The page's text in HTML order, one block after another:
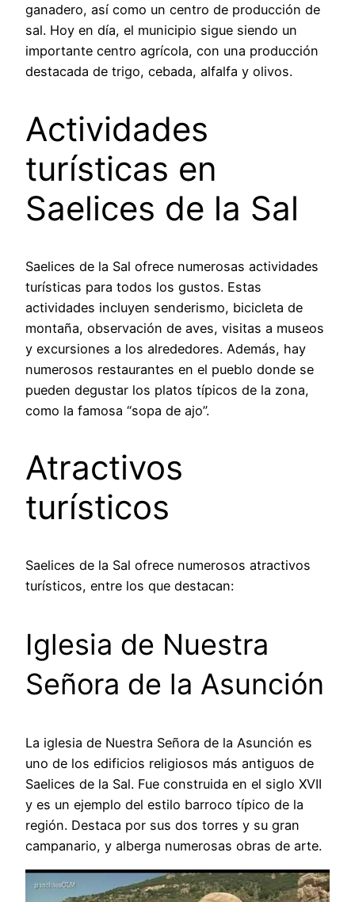
ganadero, así como un centro de producción de
sal. Hoy en día, el municipio sigue siendo un
importante centro agrícola, con una producción
destacada de trigo, cebada, alfalfa y olivos.
Actividades
turísticas en
Saelices de la Sal
Saelices de la Sal ofrece numerosas actividades
turísticas para todos los gustos. Estas
actividades incluyen senderismo, bicicleta de
montaña, observación de aves, visitas a museos
y excursiones a los alrededores. Además, hay
numerosos restaurantes en el pueblo donde se
pueden degustar los platos típicos de la zona,
como la famosa “sopa de ajo”.
Atractivos
turísticos
Saelices de la Sal ofrece numerosos atractivos
turísticos, entre los que destacan:
Iglesia de Nuestra
Señora de la Asunción
La iglesia de Nuestra Señora de la Asunción es
uno de los edificios religiosos más antiguos de
Saelices de la Sal. Fue construida en el siglo XVII
y es un ejemplo del estilo barroco típico de la
región. Destaca por sus dos torres y su gran
campanario, y alberga numerosas obras de arte.